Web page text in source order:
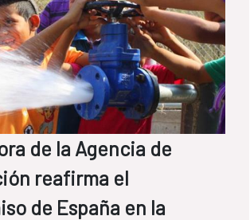
de la Agencia de
reafirma el
de España en la